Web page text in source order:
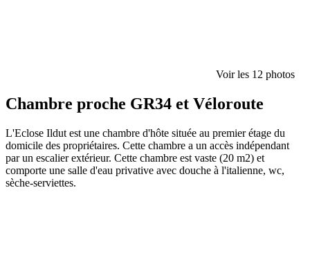
Voir les 12 photos
Chambre proche GR34 et Véloroute
L'Eclose Ildut est une chambre d'hôte située au premier étage du
domicile des propriétaires. Cette chambre a un accès indépendant
par un escalier extérieur. Cette chambre est vaste (20 m2) et
comporte une salle d'eau privative avec douche à l'italienne, wc,
sèche-serviettes.